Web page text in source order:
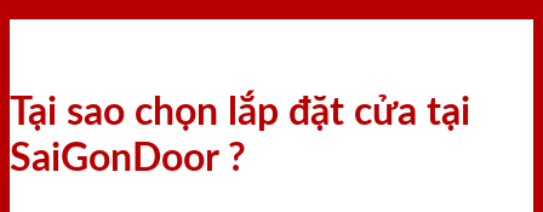
Tại sao chọn lắp đặt cửa tại
SaiGonDoor ?